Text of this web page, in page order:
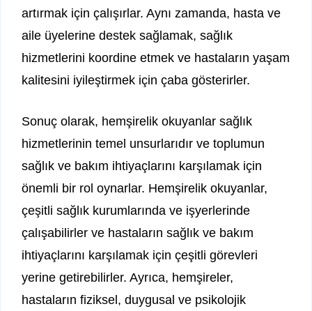
artırmak için çalışırlar. Aynı zamanda, hasta ve
aile üyelerine destek sağlamak, sağlık
hizmetlerini koordine etmek ve hastaların yaşam
kalitesini iyileştirmek için çaba gösterirler.
Sonuç olarak, hemşirelik okuyanlar sağlık
hizmetlerinin temel unsurlarıdır ve toplumun
sağlık ve bakım ihtiyaçlarını karşılamak için
önemli bir rol oynarlar. Hemşirelik okuyanlar,
çeşitli sağlık kurumlarında ve işyerlerinde
çalışabilirler ve hastaların sağlık ve bakım
ihtiyaçlarını karşılamak için çeşitli görevleri
yerine getirebilirler. Ayrıca, hemşireler,
hastaların fiziksel, duygusal ve psikolojik